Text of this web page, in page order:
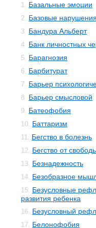
1. Базальные эмоции
2. Базовые
3. Бандура Альберт
4. Банк личностных
5. Барагнозия
6. Барбитурат
7. Барьер
8. Барьер смысловой
9. Батеофобия
10. Баттаризм
11. Бегство в болезнь
12. Бегство от
13. Безнадежность
14. Безобразное
15. Безусловные
развития ребенка
16. Безусловный
17. Белонофобия